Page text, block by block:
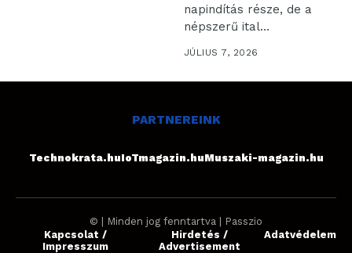
napindítás része, de a
népszerű ital
karakteres...
JÚLIUS 7, 2026
PARTNEREINK
Technokrata.huIoTmagazin.huMuszaki-magazin.hu
© | Minden jog fenntartva | Passzio
Kapcsolat /
Impresszum
Hirdetés /
Advertisement
Adatvédelem